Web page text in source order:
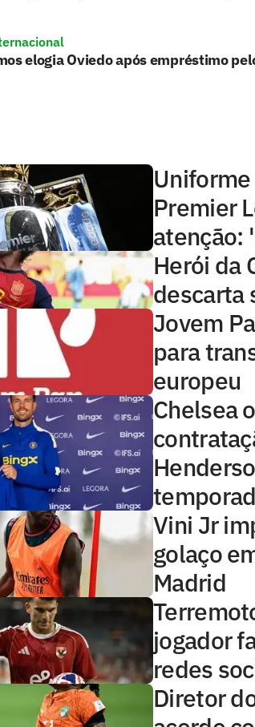
elogia Oviedo após empréstimo
Premier
atenção:
Herói da
descarta
Jovem
para
europeu
Chelsea
Vini Jr
golaço
Madrid
jogador
redes
Diretor